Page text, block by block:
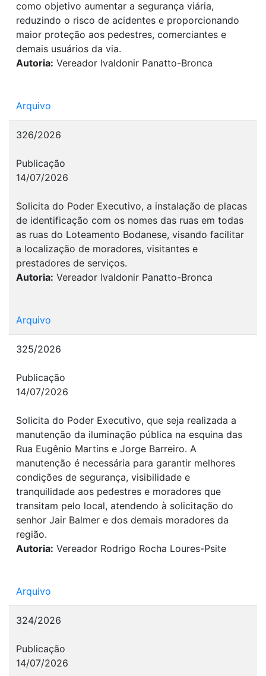
como objetivo aumentar a segurança viária,
reduzindo o risco de acidentes e proporcionando
maior proteção aos pedestres, comerciantes e
demais usuários da via.
Autoria: Vereador Ivaldonir Panatto-Bronca
Arquivo
326/2026
Publicação
14/07/2026
Solicita do Poder Executivo, a instalação de placas
de identificação com os nomes das ruas em todas
as ruas do Loteamento Bodanese, visando facilitar
a localização de moradores, visitantes e
prestadores de serviços.
Autoria: Vereador Ivaldonir Panatto-Bronca
Arquivo
325/2026
Publicação
14/07/2026
Solicita do Poder Executivo, que seja realizada a
manutenção da iluminação pública na esquina das
Rua Eugênio Martins e Jorge Barreiro. A
manutenção é necessária para garantir melhores
condições de segurança, visibilidade e
tranquilidade aos pedestres e moradores que
transitam pelo local, atendendo à solicitação do
senhor Jair Balmer e dos demais moradores da
região.
Autoria: Vereador Rodrigo Rocha Loures-Psite
Arquivo
324/2026
Publicação
14/07/2026